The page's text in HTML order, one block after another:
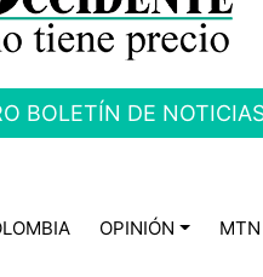
BOLETÍN DE
OPINIÓN MTN